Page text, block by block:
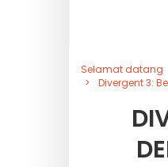
Selamat datang
Divergent 3: